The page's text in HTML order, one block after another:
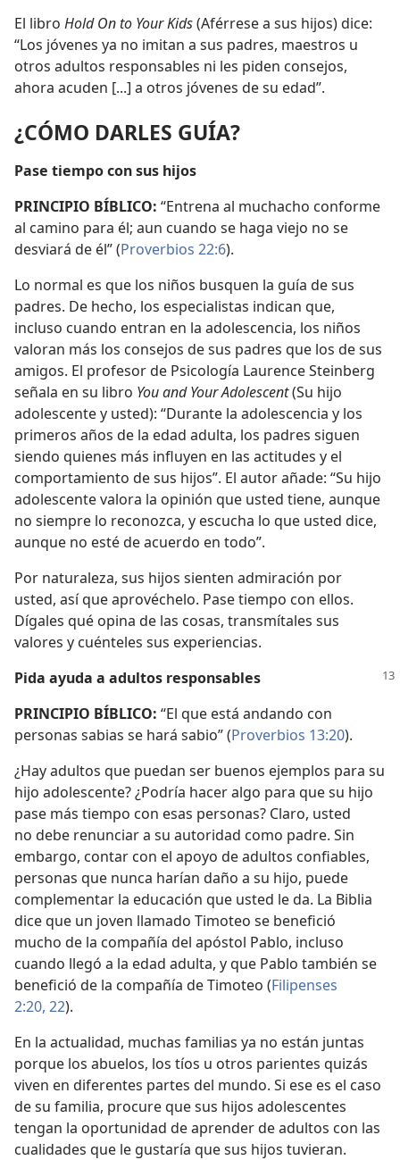
El libro Hold On to Your Kids(Aférrese a sus hijos) dice:
“Los jóvenes ya no imitan a sus padres, maestros u
otros adultos responsables ni les piden consejos,
ahora acuden [...] a otros jóvenes de su edad”.
¿CÓMO DARLES GUÍA?
Pase tiempo con sus hijos
PRINCIPIO BÍBLICO: “Entrena al muchacho conforme
al camino para él; aun cuando se haga viejo no se
desviará de él” (Proverbios 22:6).
Lo normal es que los niños busquen la guía de sus
padres. De hecho, los especialistas indican que,
incluso cuando entran en la adolescencia, los niños
valoran más los consejos de sus padres que los de sus
amigos. El profesor de Psicología Laurence Steinberg
señala en su libro You and Your Adolescent(Su hijo
adolescente y usted): “Durante la adolescencia y los
primeros años de la edad adulta, los padres siguen
siendo quienes más influyen en las actitudes y el
comportamiento de sus hijos”. El autor añade: “Su hijo
adolescente valora la opinión que usted tiene, aunque
no siempre lo reconozca, y escucha lo que usted dice,
aunque no esté de acuerdo en todo”.
Por naturaleza, sus hijos sienten admiración por
usted, así que aprovéchelo. Pase tiempo con ellos.
Dígales qué opina de las cosas, transmítales sus
valores y cuénteles sus experiencias.
Pida ayuda a adultos responsables
PRINCIPIO BÍBLICO: “El que está andando con
personas sabias se hará sabio” (Proverbios 13:20).
¿Hay adultos que puedan ser buenos ejemplos para su
hijo adolescente? ¿Podría hacer algo para que su hijo
pase más tiempo con esas personas? Claro, usted
no debe renunciar a su autoridad como padre. Sin
embargo, contar con el apoyo de adultos confiables,
personas que nunca harían daño a su hijo, puede
complementar la educación que usted le da. La Biblia
dice que un joven llamado Timoteo se benefició
mucho de la compañía del apóstol Pablo, incluso
cuando llegó a la edad adulta, y que Pablo también se
benefició de la compañía de Timoteo (Filipenses
2:20, 22).
En la actualidad, muchas familias ya no están juntas
porque los abuelos, los tíos u otros parientes quizás
viven en diferentes partes del mundo. Si ese es el caso
de su familia, procure que sus hijos adolescentes
tengan la oportunidad de aprender de adultos con las
cualidades que le gustaría que sus hijos tuvieran.